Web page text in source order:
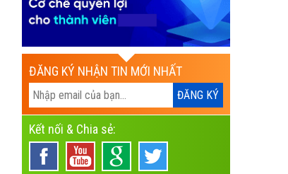
ĐĂNG KÝ NHẬN TIN MỚI NHẤT
Kết nối & Chia sẻ: